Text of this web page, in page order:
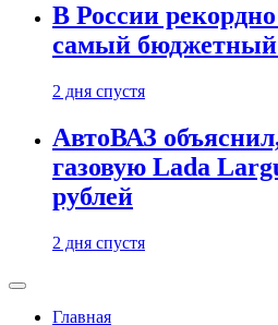
В России
самый
2 дня спустя
АвтоВАЗ
газовую Lada
рублей
2 дня спустя
Главная